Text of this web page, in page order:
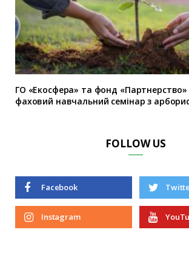
ГО «Екосфера» та фонд
фаховий навчальний семінар з
FOLLOW US
Facebook
Instagram